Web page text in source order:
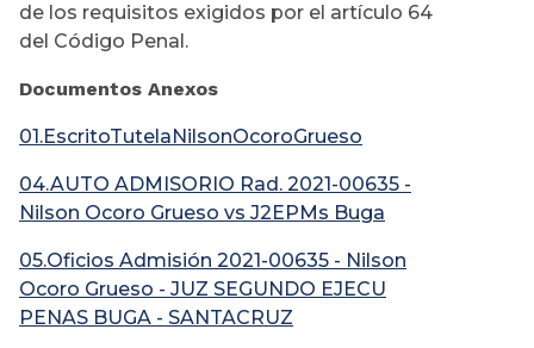
de los requisitos exigidos por el artículo 64
del Código Penal.
Documentos Anexos
01.EscritoTutelaNilsonOcoroGrueso
04.AUTO ADMISORIO Rad. 2021-00635 -
Nilson Ocoro Grueso vs J2EPMs Buga
05.Oficios Admisión 2021-00635 - Nilson
Ocoro Grueso - JUZ SEGUNDO EJECU
PENAS BUGA - SANTACRUZ